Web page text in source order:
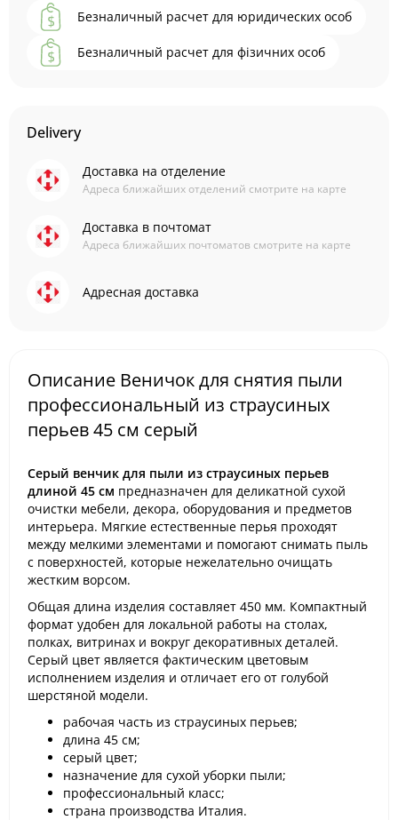
Безналичный расчет для юридических особ
Безналичный расчет для фізичних особ
Delivery
Доставка на отделение
Адреса ближайших отделений смотрите на карте
Доставка в почтомат
Адреса ближайших почтоматов смотрите на карте
Адресная доставка
Описание Веничок для снятия пыли
профессиональный из страусиных
перьев 45 см серый
Серый венчик для пыли из страусиных перьев
длиной 45 см предназначен для деликатной сухой
очистки мебели, декора, оборудования и предметов
интерьера. Мягкие естественные перья проходят
между мелкими элементами и помогают снимать пыль
с поверхностей, которые нежелательно очищать
жестким ворсом.
Общая длина изделия составляет 450 мм. Компактный
формат удобен для локальной работы на столах,
полках, витринах и вокруг декоративных деталей.
Серый цвет является фактическим цветовым
исполнением изделия и отличает его от голубой
шерстяной модели.
рабочая часть из страусиных перьев;
длина 45 см;
серый цвет;
назначение для сухой уборки пыли;
профессиональный класс;
страна производства Италия.